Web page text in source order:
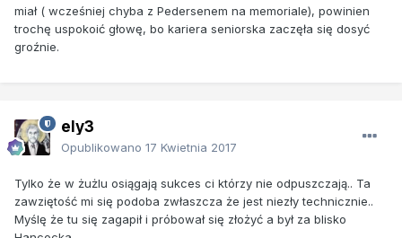
miał ( wcześniej chyba z Pedersenem na memoriale), powinien
trochę uspokoić głowę, bo kariera seniorska zaczęła się dosyć
groźnie.
ely3
Opublikowano 17 Kwietnia 2017
Tylko że w żużlu osiągają sukces ci którzy nie odpuszczają.. Ta
zawziętość mi się podoba zwłaszcza że jest niezły technicznie..
Myślę że tu się zagapił i próbował się złożyć a był za blisko